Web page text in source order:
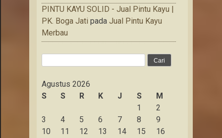
PINTU KAYU SOLID - Jual Pintu Kayu |
PK. Boga Jati pada Jual Pintu Kayu
Merbau
Agustus 2026
S
S R K J S
M
1
2
3
4 5 6 7 8
9
10
11 12 13 14 15
16